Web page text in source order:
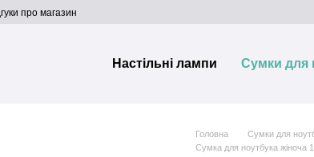
про магазин
Настільні лампи Сумки для
Головна Сумки для
Сумка для ноутбука жіноча